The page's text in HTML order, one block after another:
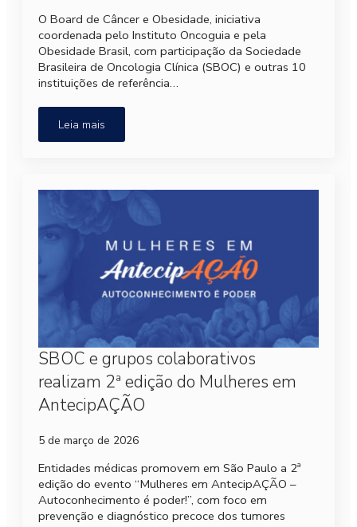
O Board de Câncer e Obesidade, iniciativa
coordenada pelo Instituto Oncoguia e pela
Obesidade Brasil, com participação da Sociedade
Brasileira de Oncologia Clínica (SBOC) e outras 10
instituições de referência…
Leia mais
SBOC e grupos colaborativos
realizam 2ª edição do Mulheres em
AntecipAÇÃO
5 de março de 2026
Entidades médicas promovem em São Paulo a 2ª
edição do evento “Mulheres em AntecipAÇÃO –
Autoconhecimento é poder!”, com foco em
prevenção e diagnóstico precoce dos tumores